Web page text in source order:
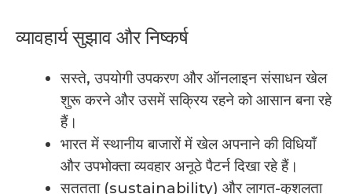
व्यावहार्य सुझाव और निष्कर्ष
सस्ते, उपयोगी उपकरण और ऑनलाइन संसाधन खेल
शुरू करने और उसमें सक्रिय रहने को आसान बना रहे
हैं।
भारत में स्थानीय बाजारों में खेल अपनाने की विधियाँ
और उपभोक्ता व्यवहार अनूठे पैटर्न दिखा रहे हैं।
सततता (sustainability) और लागत-कुशलता